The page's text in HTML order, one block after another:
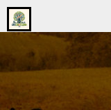
Go
to
home
page
onsgrotegezin.nl